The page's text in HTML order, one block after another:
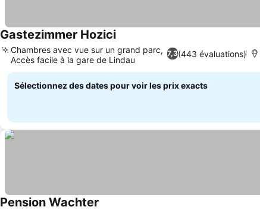
Gastezimmer Hozici
7,3(443 évaluations)
Chambres avec vue sur un grand parc,
Accès facile à la gare de Lindau
Sélectionnez des dates pour voir les prix exacts
Pension Wachter